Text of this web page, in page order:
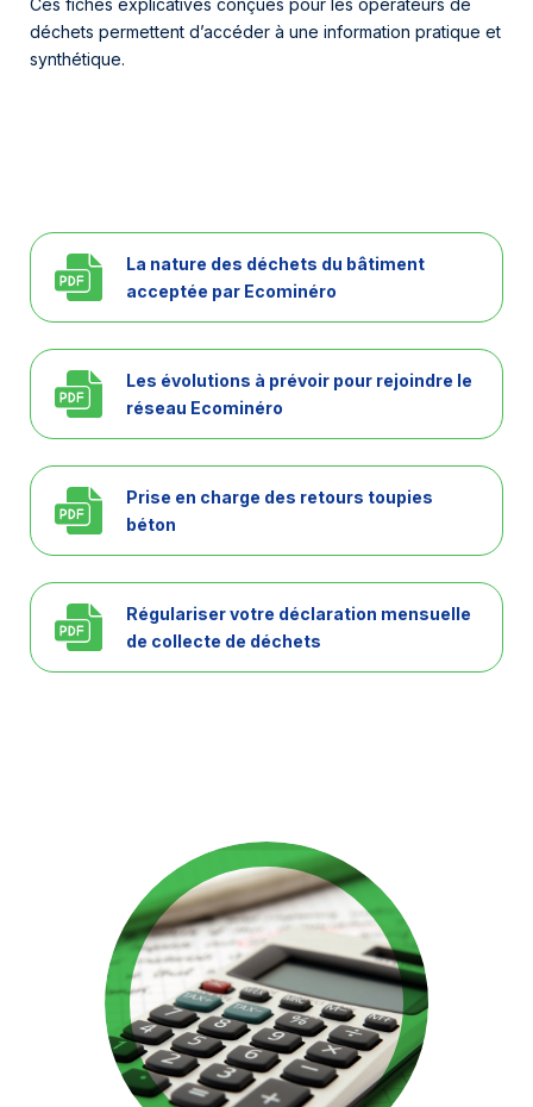
déchets permettent d’accéder à une information pratique et
synthétique.
La nature des déchets du bâtiment
acceptée par Ecominéro
Les évolutions à prévoir pour rejoindre le
réseau Ecominéro
Prise en charge des retours toupies
béton
Régulariser votre déclaration mensuelle
de collecte de déchets